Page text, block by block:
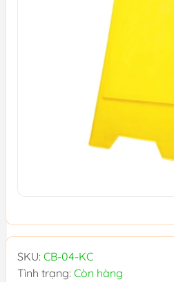
SKU: CB-04-KC
Tình trạng: Còn hàng